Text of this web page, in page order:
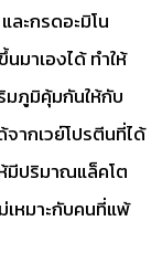
ะกรดอะมิโน
มาเองได้ ทำให้
มภูมิคุ้มกันให้กับ
ากเวย์โปรตีนที่ได้
มีปริมาณแล็คโต
หมาะกับคนที่แพ้